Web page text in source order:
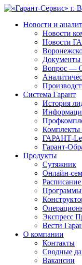
Новости и
Новости
Новости
Документы
Вопрос —
Система Гарант
История
ГАРАНТ-
Гарант-
Продукты
Сутяжник
Онлайн-
Экспресс
Вести
О компании
Контакты
Сводные
Вакансии